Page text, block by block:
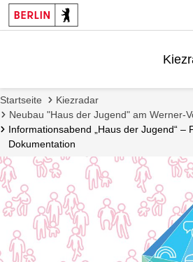
Startseite
Kiezradar
Neubau "Haus der Jugend" am Werner-
Informationsabend „Haus der Jugend“ –
Dokumentation
über
Projekt